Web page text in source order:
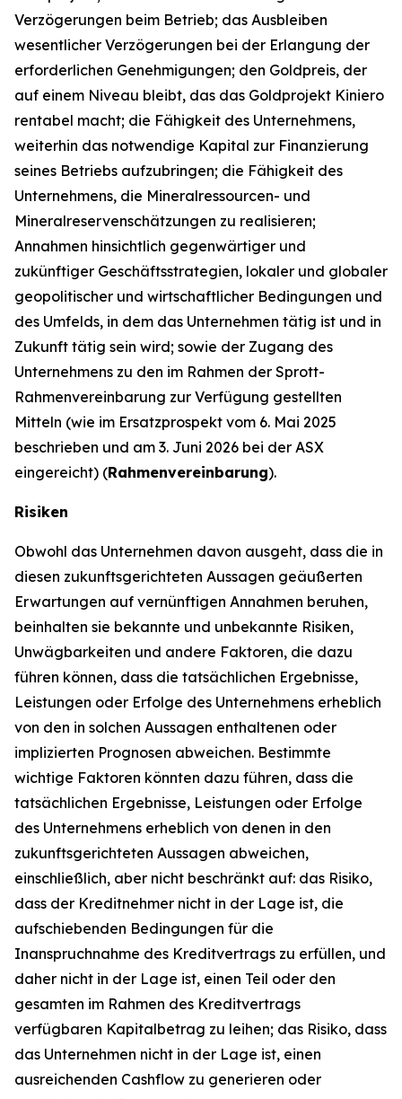
Verzögerungen beim Betrieb; das Ausbleiben
wesentlicher Verzögerungen bei der Erlangung der
erforderlichen Genehmigungen; den Goldpreis, der
auf einem Niveau bleibt, das das Goldprojekt Kiniero
rentabel macht; die Fähigkeit des Unternehmens,
weiterhin das notwendige Kapital zur Finanzierung
seines Betriebs aufzubringen; die Fähigkeit des
Unternehmens, die Mineralressourcen- und
Mineralreservenschätzungen zu realisieren;
Annahmen hinsichtlich gegenwärtiger und
zukünftiger Geschäftsstrategien, lokaler und globaler
geopolitischer und wirtschaftlicher Bedingungen und
des Umfelds, in dem das Unternehmen tätig ist und in
Zukunft tätig sein wird; sowie der Zugang des
Unternehmens zu den im Rahmen der Sprott-
Rahmenvereinbarung zur Verfügung gestellten
Mitteln (wie im Ersatzprospekt vom 6. Mai 2025
beschrieben und am 3. Juni 2026 bei der ASX
eingereicht) (Rahmenvereinbarung).
Risiken
Obwohl das Unternehmen davon ausgeht, dass die in
diesen zukunftsgerichteten Aussagen geäußerten
Erwartungen auf vernünftigen Annahmen beruhen,
beinhalten sie bekannte und unbekannte Risiken,
Unwägbarkeiten und andere Faktoren, die dazu
führen können, dass die tatsächlichen Ergebnisse,
Leistungen oder Erfolge des Unternehmens erheblich
von den in solchen Aussagen enthaltenen oder
implizierten Prognosen abweichen. Bestimmte
wichtige Faktoren könnten dazu führen, dass die
tatsächlichen Ergebnisse, Leistungen oder Erfolge
des Unternehmens erheblich von denen in den
zukunftsgerichteten Aussagen abweichen,
einschließlich, aber nicht beschränkt auf: das Risiko,
dass der Kreditnehmer nicht in der Lage ist, die
aufschiebenden Bedingungen für die
Inanspruchnahme des Kreditvertrags zu erfüllen, und
daher nicht in der Lage ist, einen Teil oder den
gesamten im Rahmen des Kreditvertrags
verfügbaren Kapitalbetrag zu leihen; das Risiko, dass
das Unternehmen nicht in der Lage ist, einen
ausreichenden Cashflow zu generieren oder